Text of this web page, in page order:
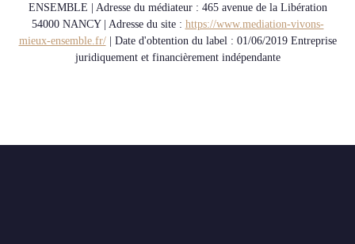
ENSEMBLE | Adresse du médiateur : 465 avenue de la Libération
54000 NANCY | Adresse du site : https://www.mediation-vivons-
mieux-ensemble.fr/| Date d'obtention du label : 01/06/2019Entreprise
juridiquement et financièrement indépendante